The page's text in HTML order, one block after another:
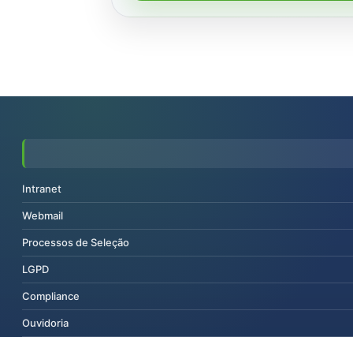
Intranet
Webmail
Processos de Seleção
LGPD
Compliance
Ouvidoria